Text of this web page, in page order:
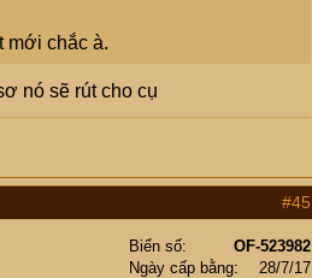
mới chắc à.
nó sẽ rút cho cụ
#45
Biển số
OF-523982
Ngày cấp bằng
28/7/17